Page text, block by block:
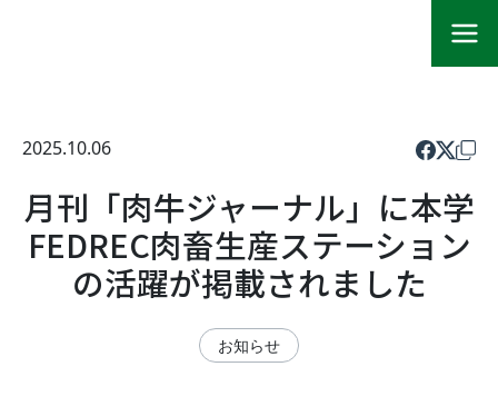
2025.10.06
月刊「肉牛ジャーナル」に本学
FEDREC肉畜生産ステーション
の活躍が掲載されました
お知らせ